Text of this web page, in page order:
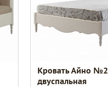
Кровать Айно №2
двуспальная